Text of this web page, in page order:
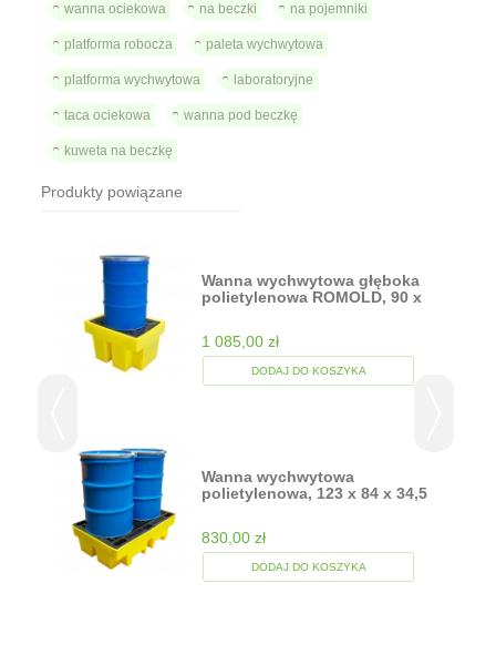
wanna ociekowa na beczki na pojemniki
platforma robocza paleta wychwytowa
platforma wychwytowa laboratoryjne
taca ociekowa wanna pod beczkę
kuweta na beczkę
Produkty powiązane
Wanna wychwytowa głęboka
polietylenowa ROMOLD, 90 x
1 085,00 zł
DODAJ DO KOSZYKA
Wanna wychwytowa
polietylenowa, 123 x 84 x 34,5
830,00 zł
DODAJ DO KOSZYKA